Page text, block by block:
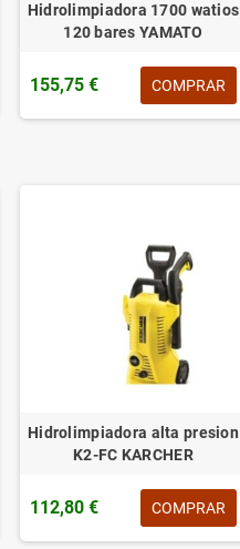
Hidrolimpiadora 1700 watios
120 bares YAMATO
155,75 € COMPRAR
Hidrolimpiadora alta presion
K2-FC KARCHER
112,80 € COMPRAR